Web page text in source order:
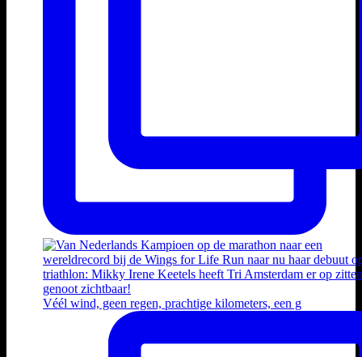
Véél wind, geen regen, prachtige kilometers, een g